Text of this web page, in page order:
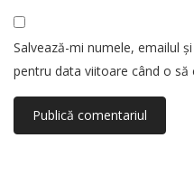
Salvează-mi numele, emailul
pentru data viitoare când o să